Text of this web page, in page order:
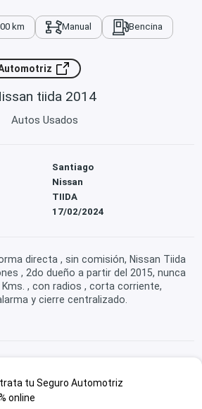
km Manual Bencina
tiida 2014
Autos Usados
Santiago
Nissan
TIIDA
17/02/2024
directa , sin comisión, Nissan Tiida
, 2do dueño a partir del 2015, nunca
, con radios , corta corriente,
y cierre centralizado.
tu Seguro Automotriz
online